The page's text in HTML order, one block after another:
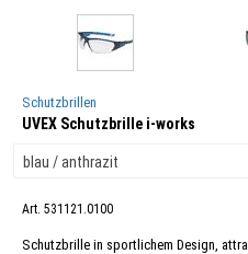
Schutzbrillen
UVEX Schutzbrille i-works
Art. 531121.0100
Schutzbrille in sportlichem Design,